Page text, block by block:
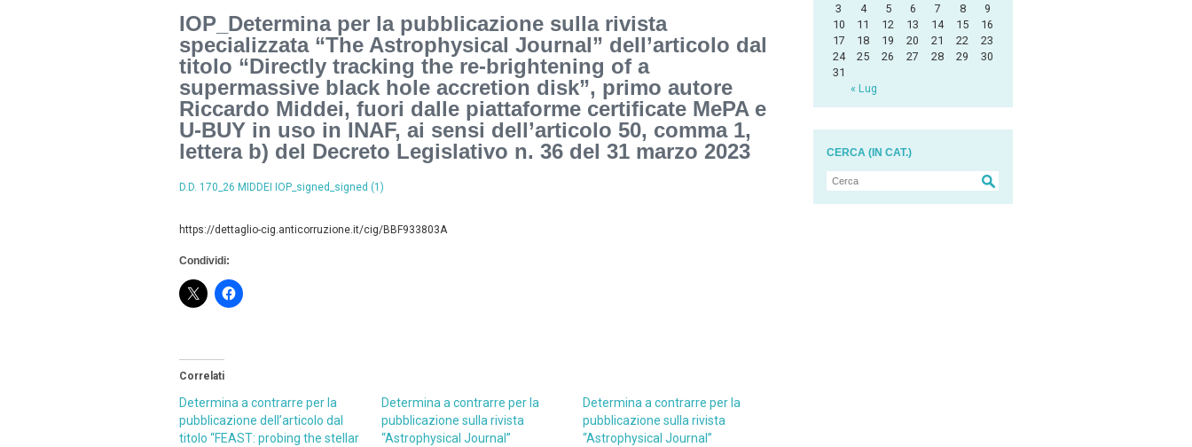
IOP_Determina per la pubblicazione sulla rivista
specializzata “The Astrophysical Journal” dell’articolo dal
titolo “Directly tracking the re-brightening of a
supermassive black hole accretion disk”, primo autore
Riccardo Middei, fuori dalle piattaforme certificate MePA e
U-BUY in uso in INAF, ai sensi dell’articolo 50, comma 1,
lettera b) del Decreto Legislativo n. 36 del 31 marzo 2023
D.D. 170_26 MIDDEI IOP_signed_signed (1)
https://dettaglio-cig.anticorruzione.it/cig/BBF933803A
Condividi:
Correlati
Determina a contrarre per la
pubblicazione dell’articolo dal
titolo “FEAST: probing the stellar
Determina a contrarre per la
pubblicazione sulla rivista
“Astrophysical Journal”
Determina a contrarre per la
pubblicazione sulla rivista
“Astrophysical Journal”
« Lug
3
4 5 6 7 8
9
10
11 12 13 14 15
16
17
18 19 20 21 22
23
24
25 26 27 28 29
30
31
CERCA (IN CAT.)